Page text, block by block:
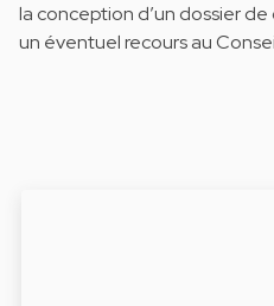
la conception d’un dossier
un éventuel recours au